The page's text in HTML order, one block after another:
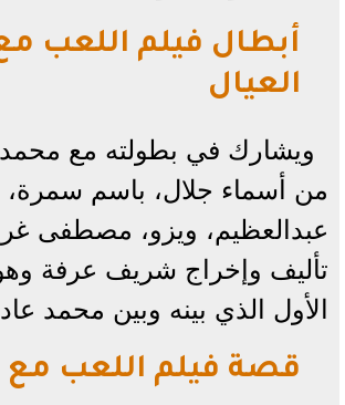
أبطال فيلم اللعب
العيال
ويشارك في بطولته مع
من أسماء جلال، باسم
عبدالعظيم، ويزو، مصطفى
تأليف وإخراج شريف عرفة
الأول الذي بينه وبين محمد
قصة فيلم اللعب مع